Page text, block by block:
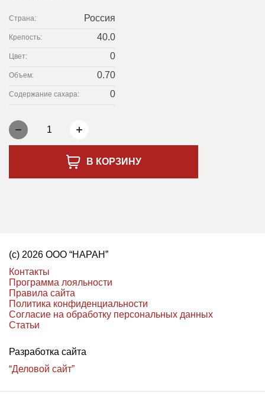
Страна: Россия
Крепость: 40.0
Цвет: 0
Объем: 0.70
Содержание сахара: 0
1
В КОРЗИНУ
(с) 2026 ООО “НАРАН”
Контакты
Программа лояльности
Правила сайта
Политика конфиденциальности
Согласие на обработку персональных данных
Статьи
Разработка сайта
“Деловой сайт”